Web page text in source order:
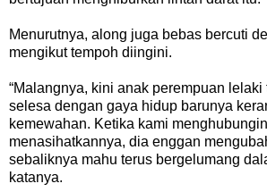
Menurutnya, along juga bebas bercuti
mengikut tempoh diingini.
“Malangnya, kini anak perempuan lelaki
selesa dengan gaya hidup barunya
kemewahan. Ketika kami
menasihatkannya, dia enggan
sebaliknya mahu terus bergelumang
katanya.